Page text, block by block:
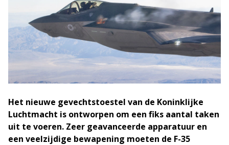
Het nieuwe gevechtstoestel van de Koninklijke
Luchtmacht is ontworpen om een fiks aantal taken
uit te voeren. Zeer geavanceerde apparatuur en
een veelzijdige bewapening moeten de F-35